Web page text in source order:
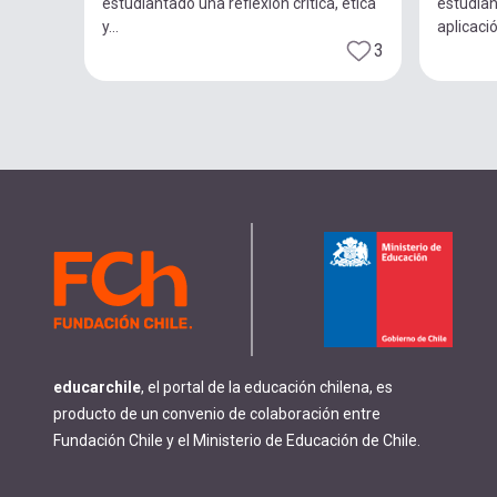
estudiantado una reflexión crítica, ética
y...
3
educarchile, el portal de la educación chilena, es
producto de un convenio de colaboración entre
Fundación Chile y el Ministerio de Educación de Chile.